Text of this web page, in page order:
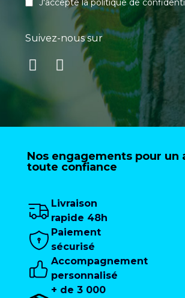
J'accepte lapolitique de
Suivez-nous sur
Nos engagements pour un
toute confiance
Livraison
rapide 48h
Paiement
sécurisé
Accompagnement
personnalisé
+ de 3 000